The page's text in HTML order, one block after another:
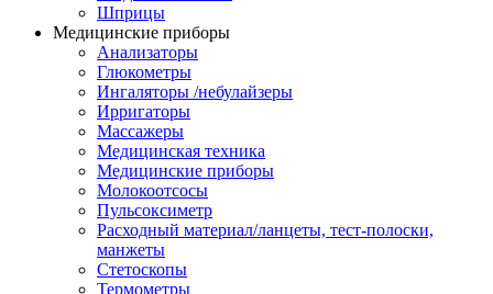
Шприцы
Медицинские приборы
Анализаторы
Глюкометры
Ингаляторы /небулайзеры
Ирригаторы
Массажеры
Медицинская техника
Медицинские приборы
Молокоотсосы
Пульсоксиметр
Расходный материал/ланцеты, тест-полоски,
манжеты
Стетоскопы
Термометры